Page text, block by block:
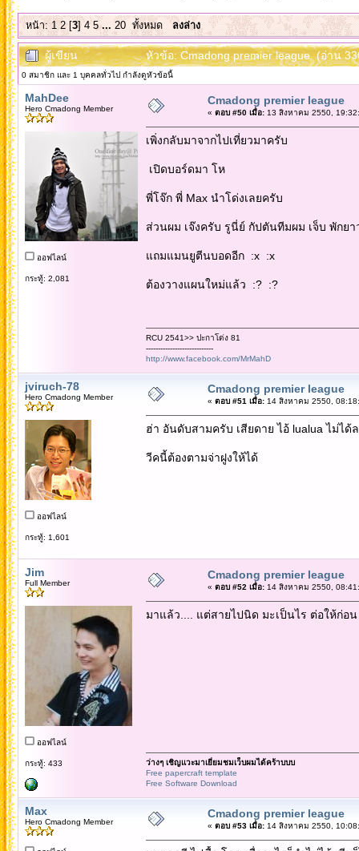
หน้า:1 2[3]4 5 ...20 ทั้งหมด ลงล่าง
ผู้เขียน หัวข้อ: Cmadong premier league (อ่าน
0 สมาชิก และ 1 บุคคลทั่วไป กำลังดูหัวข้อนี้
MahDee
Hero Cmadong Member
ออฟไลน์
กระทู้: 2,081
Cmadong premier league
« ตอบ #50 เมื่อ:13 สิงหาคม 2550,
เพิ่งกลับมาจากไปเที่ยวมาครับ
เปิดบอร์ดมา โห
พี่โจ๊ก พี่ Max นำโด่งเลยครับ
ส่วนผม เจ๊งครับ รูนี่ย์ กัปตันทีมผม เจ็บ พักยา
แถมแมนยูตีนบอดอีก :x :x
ต้องวางแผนใหม่แล้ว :? :?
RCU 2541>> ปะกาโด่ง 81
----------------------------
http://www.facebook.com/MrMahD
jviruch-78
Hero Cmadong Member
ออฟไลน์
กระทู้: 1,601
Cmadong premier league
« ตอบ #51 เมื่อ:14 สิงหาคม 2550,
ฮ่า อันดับสามครับ เสียดาย ไอ้ lualua ไม่ได้
วีคนี้ต้องตามจ่าฝูงให้ได้
Jim
Full Member
ออฟไลน์
กระทู้: 433
Cmadong premier league
« ตอบ #52 เมื่อ:14 สิงหาคม 2550,
มาแล้ว.... แต่สายไปนิด มะเป็นไร ต่อให้ก่อ
ว่างๆ เชิญแวะมาเยี่ยมชมเว็บผมได้คร้าบบบ
Free papercraft template
Free Software Download
Max
Hero Cmadong Member
Cmadong premier league
« ตอบ #53 เมื่อ:14 สิงหาคม 2550,